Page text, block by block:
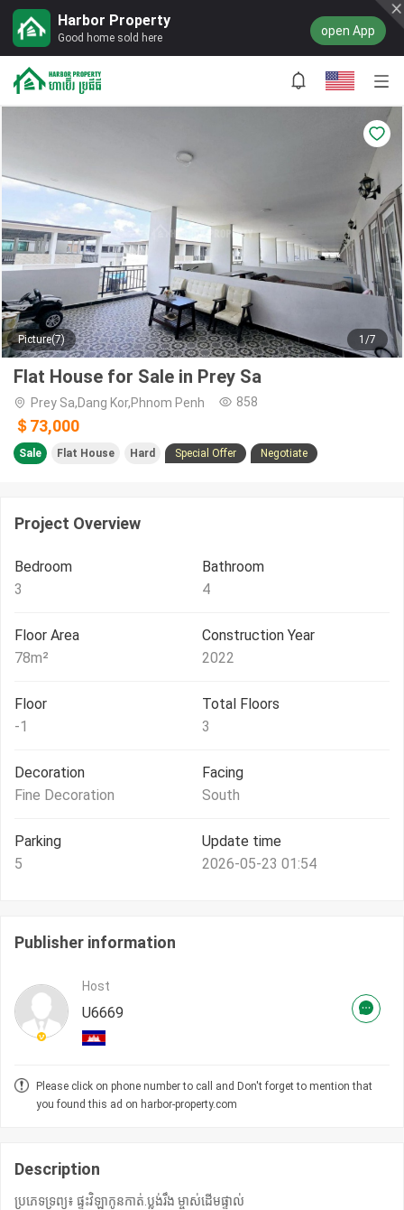
Harbor Property
Good home sold here open App
Picture(7) 1/7
Flat House for Sale in Prey Sa
Prey Sa,Dang Kor,Phnom Penh 858
＄73,000
Sale Flat House Hard Special Offer Negotiate
Project Overview
Bedroom
3
Bathroom
4
Floor Area
78m²
Construction Year
2022
Floor
-1
Total Floors
3
Decoration
Fine Decoration
Facing
South
Parking
5
Update time
2026-05-23 01:54
Publisher information
Host
U6669
Please click on phone number to call and Don't forget to mention that
you found this ad on harbor-property.com
Description
ប្រភេទទ្រព្យ៖ ផ្ទះវិឡាកូនកាត់.ប្លង់រឹង ម្ចាស់ដើមផ្ទាល់